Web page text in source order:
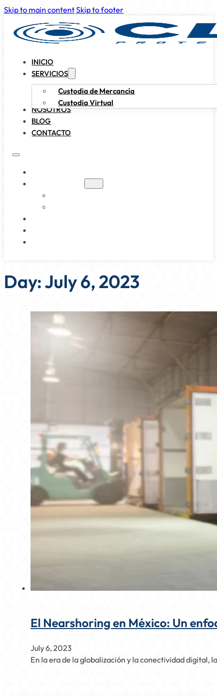
Skip to main contentSkip to footer
INICIO
SERVICIOS
Custodia de Mercancía
Custodia Virtual
NOSOTROS
BLOG
CONTACTO
Day:July 6, 2023
El Nearshoring en México: Un
July 6, 2023
En la era de la globalización y la conectividad digital,